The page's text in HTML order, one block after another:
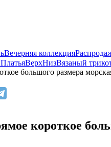
Вечерняя коллекция
ПлатьяВерхНизВязаный
большого размера
короткое